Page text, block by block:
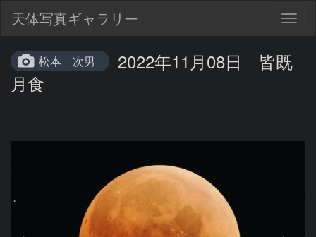
天体写真ギャラリー
松本 次男
2022年11月08日 皆既
月食